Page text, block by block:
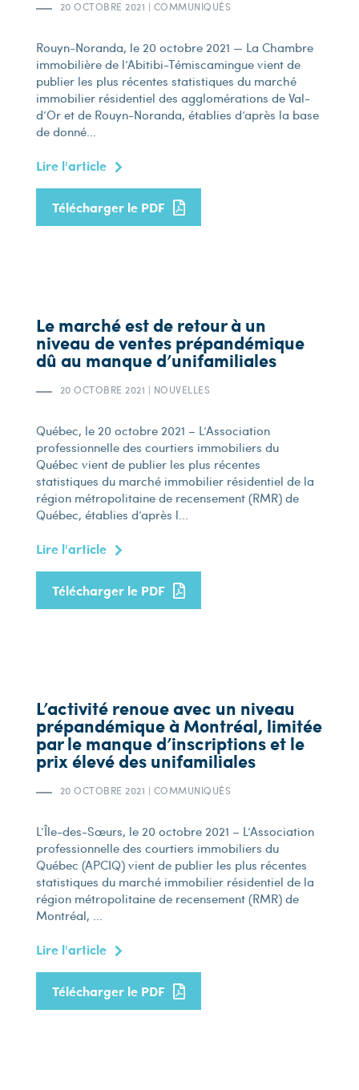
20 OCTOBRE 2021 | COMMUNIQUÉS
Rouyn-Noranda, le 20 octobre 2021 — La Chambre
immobilière de l’Abitibi-Témiscamingue vient de
publier les plus récentes statistiques du marché
immobilier résidentiel des agglomérations de Val-
d’Or et de Rouyn-Noranda, établies d’après la base
de donné...
Lire l'article
Télécharger le PDF
Le marché est de retour à un
niveau de ventes prépandémique
dû au manque d’unifamiliales
20 OCTOBRE 2021 | NOUVELLES
Québec, le 20 octobre 2021 – L’Association
professionnelle des courtiers immobiliers du
Québec vient de publier les plus récentes
statistiques du marché immobilier résidentiel de la
région métropolitaine de recensement (RMR) de
Québec, établies d’après l...
Lire l'article
Télécharger le PDF
L’activité renoue avec un niveau
prépandémique à Montréal, limitée
par le manque d’inscriptions et le
prix élevé des unifamiliales
20 OCTOBRE 2021 | COMMUNIQUÉS
L’Île-des-Sœurs, le 20 octobre 2021 – L’Association
professionnelle des courtiers immobiliers du
Québec (APCIQ) vient de publier les plus récentes
statistiques du marché immobilier résidentiel de la
région métropolitaine de recensement (RMR) de
Montréal, ...
Lire l'article
Télécharger le PDF